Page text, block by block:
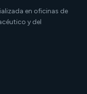
en oficinas de
y del